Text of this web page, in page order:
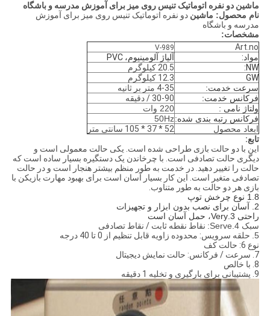
ماشین دو نفره اتوماتیک تنیس روی میز برای آموزش مدرسه و باشگاه
نام محصول: ماشین دو نفره اتوماتیک تنیس روی میز برای آموزش
مدرسه و باشگاه
مشخصات:
Art.no
V-989
مواد:
آلیاژ آلومینیوم، PVC
NW:
20.5 کیلوگرم
GW
12.3 کیلوگرم
سرعت خدمت:
4-35 متر بر ثانیه
فرکانس خدمت:
30-90 / دقیقه
ولتاژ نامی :
220 وات
فرکانس رتبه بندی شده:50Hz
ابعاد محصول
52 * 37 * 105 سانتی متر
تابع:
این با دو حالت بازی طراحی شده است. یکی حالت معمولی است و
دیگری حالت تصادفی است. با چرخاندن یک دستگیره بسیار ساده است که
حالت را تغییر دهید. در خدمت به طور منظم بیشتر هنجار است و در حالت
تصادفی متغیر است. این کار بسیار آسان است برای بهبود مهارت بازیکن با
بازی هر دو حالت به طور متناوب.
1.8 نوع چرخش توپ
2. آسان برای نصب بدون ابزار و تجهیزات
راحتی 3.Very، حمل آسان است
سبک 4.Serve:
نقاط نقطه ثابت / نقاط تصادفی
5. حلقه سرویس: محدوده زاویه قابل تنظیم از 0 تا 40 درجه
نوع 6: حالت کف
7. سرعت / فرکانس: حالت نمایش دیجیتال
8. با خالص
9. پشتیبانی برای بارگیری و تخلیه 1 دقیقه